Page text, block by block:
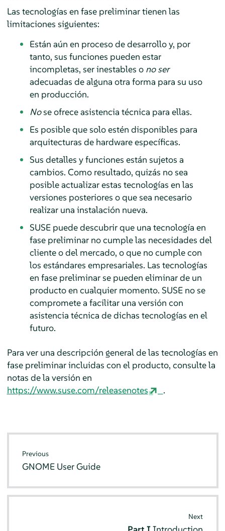
Las tecnologías en fase preliminar tienen las
limitaciones siguientes:
Están aún en proceso de desarrollo y, por
tanto, sus funciones pueden estar
incompletas, ser inestables o no ser
adecuadas de alguna otra forma para su uso
en producción.
Nose ofrece asistencia técnica para ellas.
Es posible que solo estén disponibles para
arquitecturas de hardware específicas.
Sus detalles y funciones están sujetos a
cambios. Como resultado, quizás no sea
posible actualizar estas tecnologías en las
versiones posteriores o que sea necesario
realizar una instalación nueva.
SUSE puede descubrir que una tecnología en
fase preliminar no cumple las necesidades del
cliente o del mercado, o que no cumple con
los estándares empresariales. Las tecnologías
en fase preliminar se pueden eliminar de un
producto en cualquier momento. SUSE no se
compromete a facilitar una versión con
asistencia técnica de dichas tecnologías en el
futuro.
Para ver una descripción general de las tecnologías en
fase preliminar incluidas con el producto, consulte la
notas de la versión en
https://www.suse.com/releasenotes
.
Previous
GNOME User Guide
Next